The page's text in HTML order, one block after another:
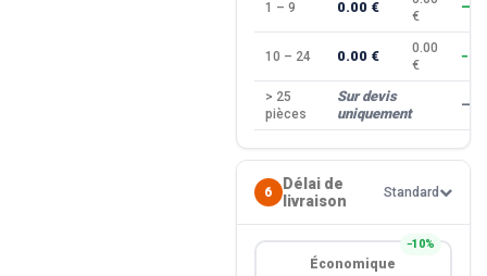
1 – 9 0.00 €
€
—
10 – 24 0.00 €
0.00
€
> 25
pièces
Sur devis
uniquement
—
6
Délai de
livraison
Standard
−10%
Économique